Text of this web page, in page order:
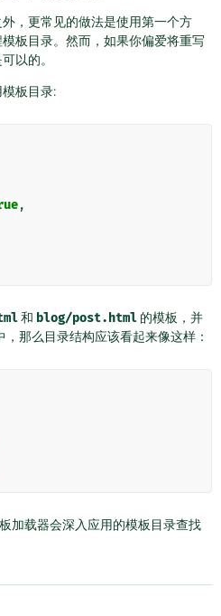
，更常见的做法是使用第一个方
板目录。然而，如果你偏爱将重写
以的。
板目录:
,
和 blog/post.html 的模板，并
，那么目录结构应该看起来像这样：
加载器会深入应用的模板目录查找